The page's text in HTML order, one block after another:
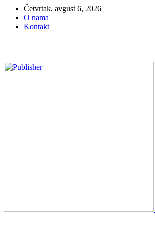
Četvrtak, avgust 6, 2026
O nama
Kontakt